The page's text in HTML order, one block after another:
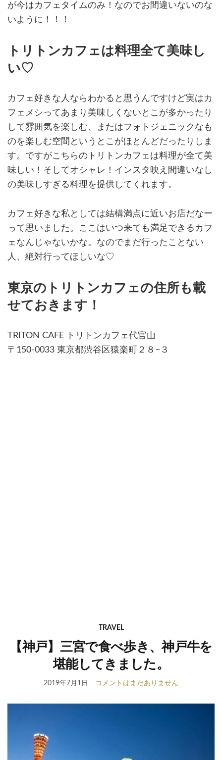
が今はカフェタイムのみ！なのでお間違いないのな
いように！！！
トリトンカフェは料理全て美味し
い♡
カフェ好きな人ならわかると思うんですけど実はカ
フェメシってあまり美味しくないとこが多かったり
して雰囲気を楽しむ、またはフォトジェニックなも
のを楽しむ空間というとこがほとんどだったりしま
す。ですがこちらのトリトンカフェは料理が全て美
味しい！そしてオシャレ！インスタ映え間違いなし
の美味しすぎる料理を提供してくれます。
カフェ好きな私としては結構満点に近いお店だなー
って思いました。ここはいつ来ても満足できるカフ
ェなんじゃないかな。なのでまだ行ったことない
人、絶対行ってほしいな♡
東京のトリトンカフェの住所も載
せておきます！
TRITON CAFE トリトンカフェ代官山
〒150-0033 東京都渋谷区猿楽町２８−３
TRAVEL
【神戸】三宮で食べ歩き、神戸牛を
堪能してきました。
2019年7月1日 コメントはまだありません